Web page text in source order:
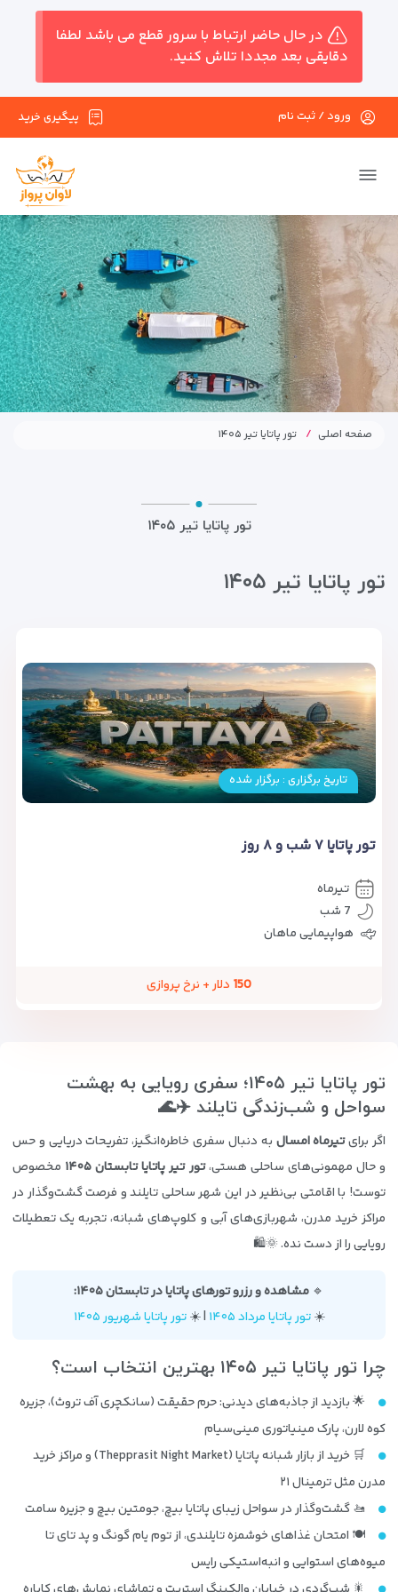
در حال حاضر ارتباط با سرور قطع می باشد لطفا
دقایقی بعد مجددا تلاش کنید.
پیگیری خرید ورود / ثبت نام
صفحه اصلی تور پاتایا تیر ۱۴۰۵
تور پاتایا تیر ۱۴۰۵
تور پاتایا تیر ۱۴۰۵
تاریخ برگزاری : برگزار شده
تور پاتایا ۷ شب و ۸ روز
تیرماه
7 شب
هواپیمایی ماهان
150 دلار + نرخ پروازی
تور پاتایا تیر ۱۴۰۵؛ سفری رویایی به بهشت
سواحل و شب‌زندگی تایلند ✈️🌊
اگر برایتیرماه امسال به دنبال سفری خاطره‌انگیز، تفریحات دریایی و حس
و حال مهمونی‌های ساحلی هستی،تور تیر پاتایا تابستان ۱۴۰۵
مخصوص
توست! با اقامتی بی‌نظیر در این شهر ساحلی تایلند و فرصت گشت‌وگذار در
مراکز خرید مدرن، شهربازی‌های آبی و کلوپ‌های شبانه، تجربه یک تعطیلات
رویایی را از دست نده. 🌞🛍️
🔹 مشاهده و رزرو تورهای پاتایا در تابستان ۱۴۰۵:
☀️تور پاتایا مرداد ۱۴۰۵ | ☀️تور پاتایا شهریور ۱۴۰۵
چرا تور پاتایا تیر ۱۴۰۵ بهترین انتخاب است؟
🌟 بازدید از جاذبه‌های دیدنی: حرم حقیقت (سانکچری آف تروث)، جزیره
کوه لارن، پارک مینیاتوری مینی‌سیام
🛒 خرید از بازار شبانه پاتایا (Thepprasit Night Market) و مراکز خرید
مدرن مثل ترمینال ۲۱
🚤 گشت‌وگذار در سواحل زیبای پاتایا بیچ، جومتین بیچ و جزیره سامت
🍽️ امتحان غذاهای خوشمزه تایلندی، از توم یام گونگ و پد تای تا
میوه‌های استوایی و انبه‌استیکی رایس